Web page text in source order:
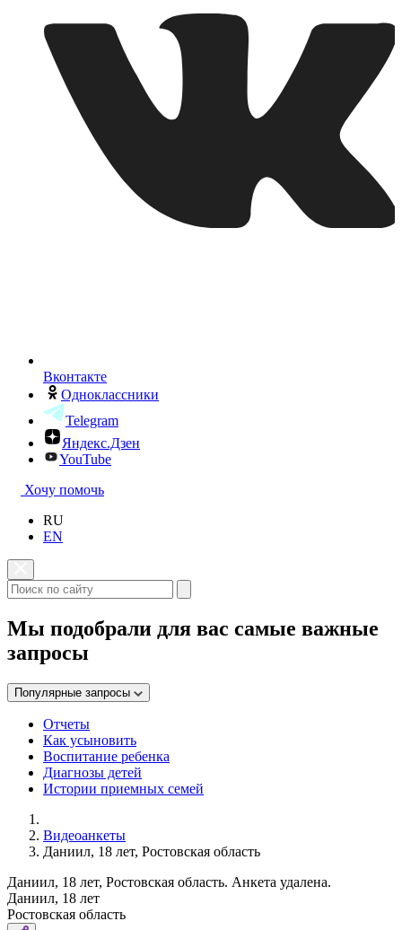
Вконтакте
Одноклассники
Telegram
Яндекс.Дзен
YouTube
Хочу помочь
RU
EN
Мы подобрали для вас самые важные
запросы
Популярные запросы
Отчеты
Как усыновить
Воспитание ребенка
Диагнозы детей
Истории приемных семей
Видеоанкеты
Даниил, 18 лет, Ростовская область
Даниил, 18 лет, Ростовская область. Анкета удалена.
Даниил, 18 лет
Ростовская область